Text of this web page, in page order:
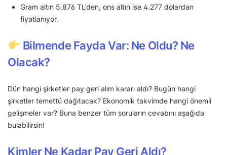
Gram altın 5.876 TL’den, ons altın ise 4.277 dolardan
fiyatlanıyor.
Bilmende Fayda Var: Ne Oldu? Ne
Olacak?
Dün hangi şirketler pay geri alım kararı aldı? Bugün hangi
şirketler temettü dağıtacak? Ekonomik takvimde hangi önemli
gelişmeler var? Buna benzer tüm soruların cevabını aşağıda
bulabilirsin!
Kimler Ne Kadar Pay Geri Aldı?